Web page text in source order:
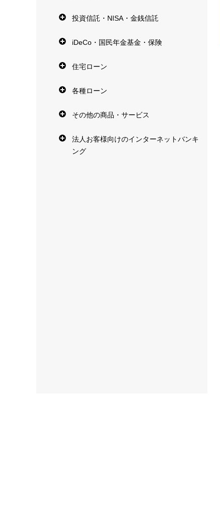
投資信託・NISA・金銭信託
iDeCo・国民年金基金・保険
住宅ローン
各種ローン
その他の商品・サービス
法人お客様向けのインターネットバンキ
ング